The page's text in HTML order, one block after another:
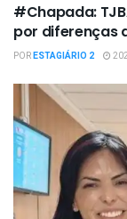
#Chapada:
por diferenças
PORESTAGIÁRIO 2